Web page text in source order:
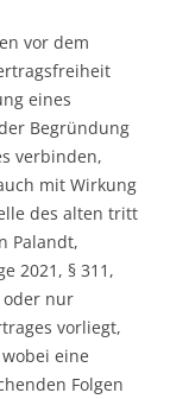
vor dem
eines
Begründung
verbinden,
mit Wirkung
des alten tritt
Palandt,
2021, § 311,
oder nur
vorliegt,
eine
Folgen